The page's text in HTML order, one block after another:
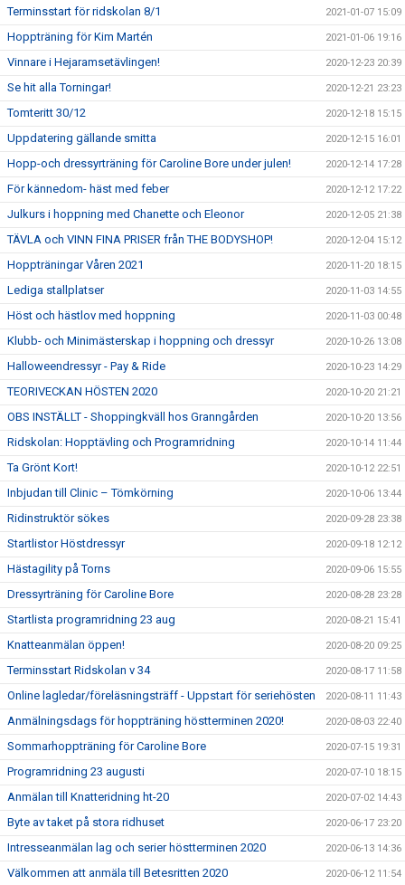
Terminsstart för ridskolan 8/1 2021-01-07 15:09
Hoppträning för Kim Martén 2021-01-06 19:16
Vinnare i Hejaramsetävlingen! 2020-12-23 20:39
Se hit alla Torningar! 2020-12-21 23:23
Tomteritt 30/12 2020-12-18 15:15
Uppdatering gällande smitta 2020-12-15 16:01
Hopp-och dressyrträning för Caroline Bore under julen! 2020-12-14 17:28
För kännedom- häst med feber 2020-12-12 17:22
Julkurs i hoppning med Chanette och Eleonor 2020-12-05 21:38
TÄVLA och VINN FINA PRISER från THE BODYSHOP! 2020-12-04 15:12
Hoppträningar Våren 2021 2020-11-20 18:15
Lediga stallplatser 2020-11-03 14:55
Höst och hästlov med hoppning 2020-11-03 00:48
Klubb- och Minimästerskap i hoppning och dressyr 2020-10-26 13:08
Halloweendressyr - Pay & Ride 2020-10-23 14:29
TEORIVECKAN HÖSTEN 2020 2020-10-20 21:21
OBS INSTÄLLT - Shoppingkväll hos Granngården 2020-10-20 13:56
Ridskolan: Hopptävling och Programridning 2020-10-14 11:44
Ta Grönt Kort! 2020-10-12 22:51
Inbjudan till Clinic – Tömkörning 2020-10-06 13:44
Ridinstruktör sökes 2020-09-28 23:38
Startlistor Höstdressyr 2020-09-18 12:12
Hästagility på Torns 2020-09-06 15:55
Dressyrträning för Caroline Bore 2020-08-28 23:28
Startlista programridning 23 aug 2020-08-21 15:41
Knatteanmälan öppen! 2020-08-20 09:25
Terminsstart Ridskolan v 34 2020-08-17 11:58
Online lagledar/föreläsningsträff - Uppstart för seriehösten 2020-08-11 11:43
Anmälningsdags för hoppträning höstterminen 2020! 2020-08-03 22:40
Sommarhoppträning för Caroline Bore 2020-07-15 19:31
Programridning 23 augusti 2020-07-10 18:15
Anmälan till Knatteridning ht-20 2020-07-02 14:43
Byte av taket på stora ridhuset 2020-06-17 23:20
Intresseanmälan lag och serier höstterminen 2020 2020-06-13 14:36
Välkommen att anmäla till Betesritten 2020 2020-06-12 11:54